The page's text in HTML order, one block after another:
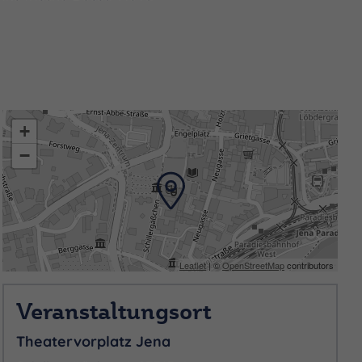
Neben All-Time-
mehrere neue Werke der
hinzugekommen:
sich auf die
+
−
Leaflet| ©OpenStreetMapcontributors
Veranstaltungsort
Theatervorplatz Jena